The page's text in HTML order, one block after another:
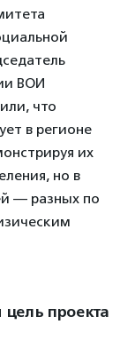
ВОИ
что
в регионе
их
но в
— разных по
цель проекта